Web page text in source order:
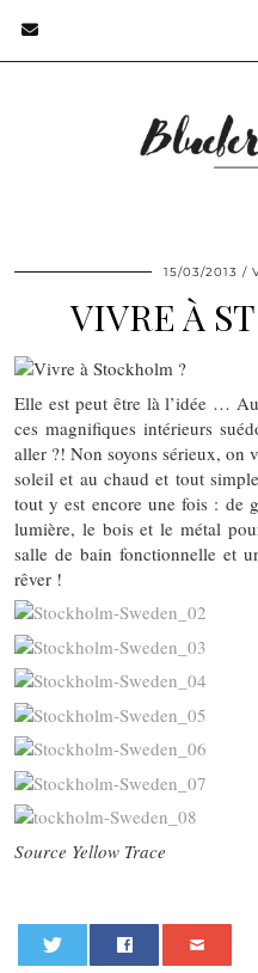
15/03/2013
VIVRE À
Elle est peut être là l’idée …
ces magnifiques intérieurs
aller ?! Non soyons sérieux, on
soleil et au chaud et tout
tout y est encore une fois : de
lumière, le bois et le métal
salle de bain fonctionnelle et
rêver !
Source Yellow Trace